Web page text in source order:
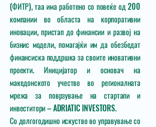
(ФИТР), таа има работено со повеќе од 200
компании во областа на корпоративни
иновации, пристап до финансии и развој на
бизнис модели, помагајќи им да обезбедат
финансиска поддршка за своите иновативни
проекти. Иницијатор и основач на
македонското учество во регионалната
мрежа за поврзување на стартапи и
инвеститори – ADRIATIC INVESTORS.
Со долгогодишно искуство во управување со